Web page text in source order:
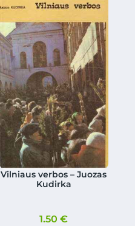
Vilniaus verbos – Juozas
Kudirka
1.50€